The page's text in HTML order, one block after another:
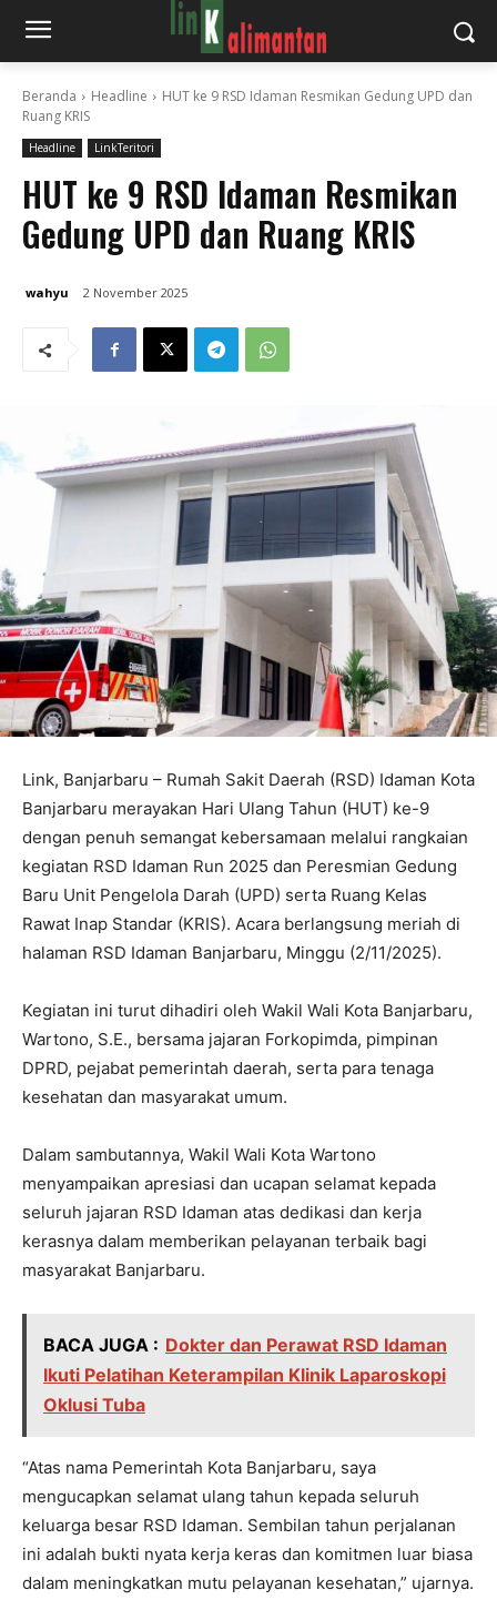
Beranda Headline
HUT ke 9 RSD Idaman Resmikan Gedung UPD dan
Ruang KRIS
Headline LinkTeritori
HUT ke 9 RSD Idaman Resmikan
Gedung UPD dan Ruang KRIS
wahyu 2 November 2025
Link, Banjarbaru – Rumah Sakit Daerah (RSD) Idaman Kota
Banjarbaru merayakan Hari Ulang Tahun (HUT) ke-9
dengan penuh semangat kebersamaan melalui rangkaian
kegiatan RSD Idaman Run 2025 dan Peresmian Gedung
Baru Unit Pengelola Darah (UPD) serta Ruang Kelas
Rawat Inap Standar (KRIS). Acara berlangsung meriah di
halaman RSD Idaman Banjarbaru, Minggu (2/11/2025).
Kegiatan ini turut dihadiri oleh Wakil Wali Kota Banjarbaru,
Wartono, S.E., bersama jajaran Forkopimda, pimpinan
DPRD, pejabat pemerintah daerah, serta para tenaga
kesehatan dan masyarakat umum.
Dalam sambutannya, Wakil Wali Kota Wartono
menyampaikan apresiasi dan ucapan selamat kepada
seluruh jajaran RSD Idaman atas dedikasi dan kerja
kerasnya dalam memberikan pelayanan terbaik bagi
masyarakat Banjarbaru.
BACA JUGA : Dokter dan Perawat RSD Idaman
Ikuti Pelatihan Keterampilan Klinik Laparoskopi
Oklusi Tuba
“Atas nama Pemerintah Kota Banjarbaru, saya
mengucapkan selamat ulang tahun kepada seluruh
keluarga besar RSD Idaman. Sembilan tahun perjalanan
ini adalah bukti nyata kerja keras dan komitmen luar biasa
dalam meningkatkan mutu pelayanan kesehatan,” ujarnya.